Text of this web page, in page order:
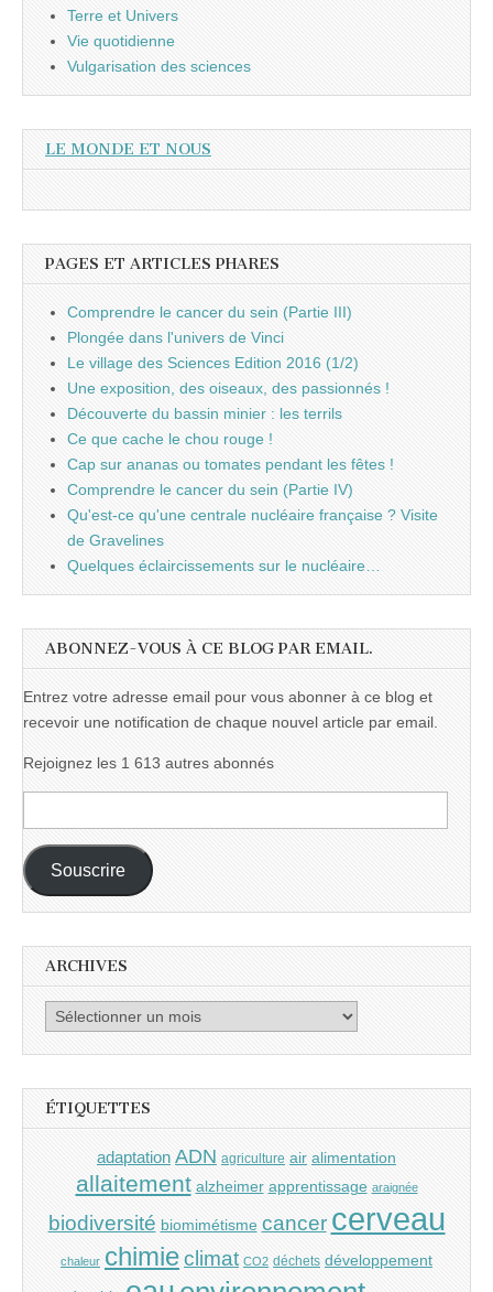
Terre et Univers
Vie quotidienne
Vulgarisation des sciences
LE MONDE ET NOUS
PAGES ET ARTICLES PHARES
Comprendre le cancer du sein (Partie III)
Plongée dans l'univers de Vinci
Le village des Sciences Edition 2016 (1/2)
Une exposition, des oiseaux, des passionnés !
Découverte du bassin minier : les terrils
Ce que cache le chou rouge !
Cap sur ananas ou tomates pendant les fêtes !
Comprendre le cancer du sein (Partie IV)
Qu'est-ce qu'une centrale nucléaire française ? Visite
de Gravelines
Quelques éclaircissements sur le nucléaire…
ABONNEZ-VOUS À CE BLOG PAR EMAIL.
Entrez votre adresse email pour vous abonner à ce blog et
recevoir une notification de chaque nouvel article par email.
Rejoignez les 1 613 autres abonnés
e-
mail :
Souscrire
ARCHIVES
Archives
ÉTIQUETTES
adaptation ADN agriculture air alimentation
allaitement alzheimer apprentissage araignée
biodiversité biomimétisme cancer cerveau
chaleur chimieclimat CO2 déchets développement